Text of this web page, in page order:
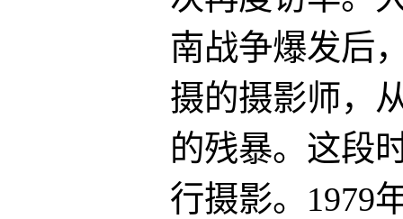
南战争爆发后
摄的摄影师，
的残暴。这段
行摄影。1979